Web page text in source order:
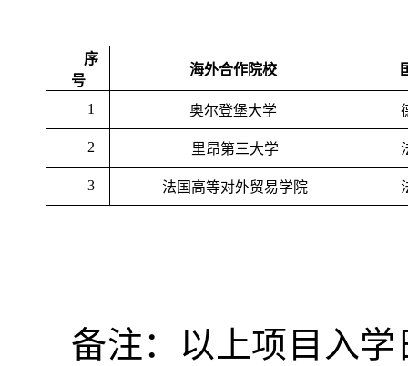
序
号
海外合作院校
1 奥尔登堡大学
2 里昂第三大学
3 法国高等对外贸易学院
备注：以上项目入